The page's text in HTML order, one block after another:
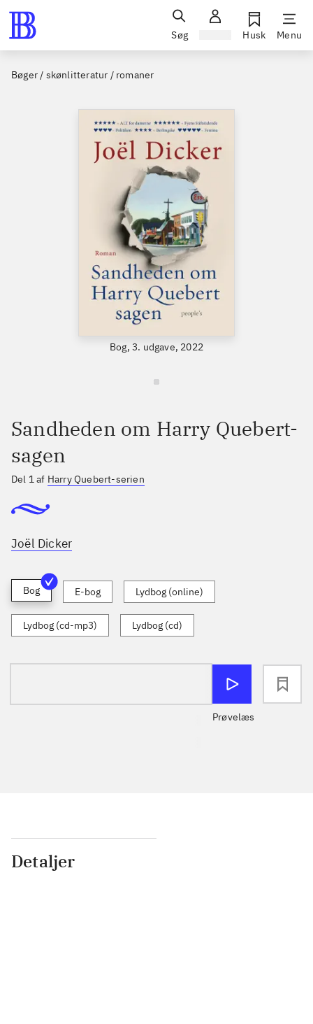
Søg Husk Menu
Bøger / skønlitteratur / romaner
Bog, 3. udgave, 2022
Sandheden om Harry Quebert-
sagen
Del 1 af Harry Quebert-serien
Joël Dicker
Bog E-bog Lydbog (online)
Lydbog (cd-mp3) Lydbog (cd)
Prøvelæs
Detaljer